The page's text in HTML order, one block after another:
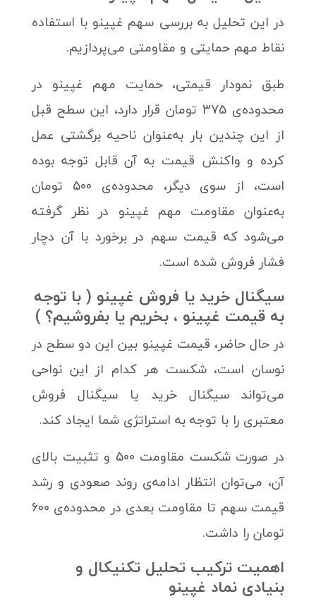
در این تحلیل به بررسی سهم غپینو با استفاده
نقاط مهم حمایتی و مقاومتی می‌پردازیم.
طبق نمودار قیمتی، حمایت مهم غپینو در
محدوده‌ی 375 تومان قرار دارد، این سطح قبل
از این چندین بار به‌عنوان ناحیه برگشتی عمل
کرده و واکنش قیمت به آن قابل توجه بوده
است، از سوی دیگر، محدوده‌ی 500 تومان
به‌عنوان مقاومت مهم غپینو در نظر گرفته
می‌شود که قیمت سهم در برخورد با آن دچار
فشار فروش شده است.
سیگنال خرید یا فروش غپینو ( با توجه
به قیمت غپینو ، بخریم یا بفروشیم؟ )
در حال حاضر، قیمت غپینو بین این دو سطح در
نوسان است، شکست هر کدام از این نواحی
می‌تواند سیگنال خرید یا سیگنال فروش
معتبری را با توجه به استراتژی شما ایجاد کند.
در صورت شکست مقاومت 500 و تثبیت بالای
آن، می‌توان انتظار ادامه‌ی روند صعودی و رشد
قیمت سهم تا مقاومت بعدی در محدوده‌ی 600
تومان را داشت.
اهمیت ترکیب تحلیل تکنیکال و
بنیادی نماد غپینو